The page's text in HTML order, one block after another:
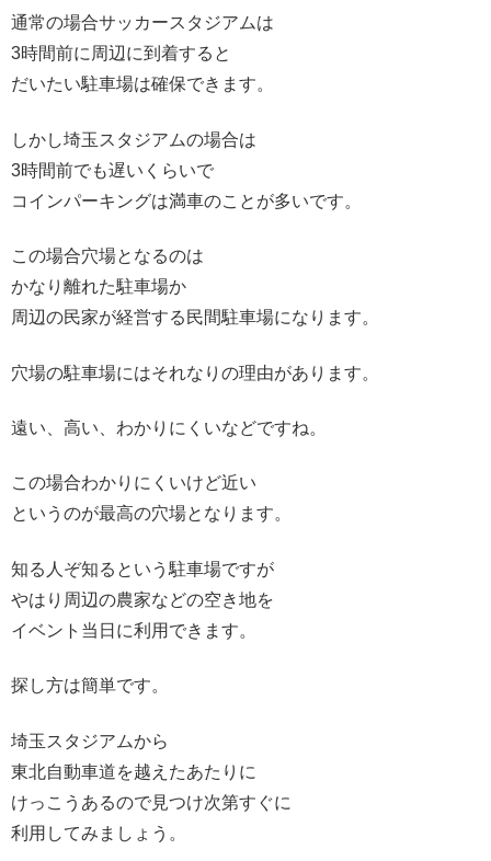
通常の場合サッカースタジアムは
3時間前に周辺に到着すると
だいたい駐車場は確保できます。
しかし埼玉スタジアムの場合は
3時間前でも遅いくらいで
コインパーキングは満車のことが多いです。
この場合穴場となるのは
かなり離れた駐車場か
周辺の民家が経営する民間駐車場になります。
穴場の駐車場にはそれなりの理由があります。
遠い、高い、わかりにくいなどですね。
この場合わかりにくいけど近い
というのが最高の穴場となります。
知る人ぞ知るという駐車場ですが
やはり周辺の農家などの空き地を
イベント当日に利用できます。
探し方は簡単です。
埼玉スタジアムから
東北自動車道を越えたあたりに
けっこうあるので見つけ次第すぐに
利用してみましょう。